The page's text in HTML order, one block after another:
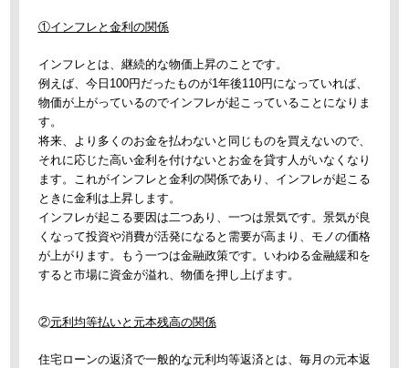
①インフレと金利の関係
インフレとは、継続的な物価上昇のことです。
例えば、今日100円だったものが1年後110円になっていれば、
物価が上がっているのでインフレが起こっていることになりま
す。
将来、より多くのお金を払わないと同じものを買えないので、
それに応じた高い金利を付けないとお金を貸す人がいなくなり
ます。これがインフレと金利の関係であり、インフレが起こる
ときに金利は上昇します。
インフレが起こる要因は二つあり、一つは景気です。景気が良
くなって投資や消費が活発になると需要が高まり、モノの価格
が上がります。もう一つは金融政策です。いわゆる金融緩和を
すると市場に資金が溢れ、物価を押し上げます。
②元利均等払いと元本残高の関係
住宅ローンの返済で一般的な元利均等返済とは、毎月の元本返